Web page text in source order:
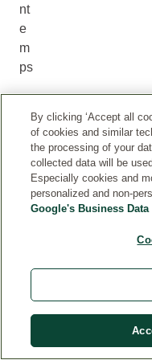
nt
e
m
ps
ès
ve
be
By clicking ‘Accept all
of cookies and similar
the processing of your
collected data will be
Especially cookies and
personalized and non-
Google's Business